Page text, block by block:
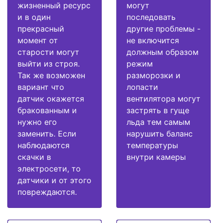
жизненный ресурс
и в один
прекрасный
момент от
старости могут
выйти из строя.
Так же возможен
вариант что
датчик окажется
бракованным и
нужно его
заменить. Если
наблюдаются
скачки в
электросети, то
датчики и от этого
повреждаются.
могут
последовать
другие проблемы -
не включится
должным образом
режим
разморозки и
лопасти
вентилятора могут
застрять в гуще
льда тем самым
нарушить баланс
температуры
внутри камеры